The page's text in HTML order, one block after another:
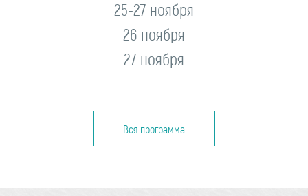
25-27 ноября
26 ноября
27 ноября
Вся программа